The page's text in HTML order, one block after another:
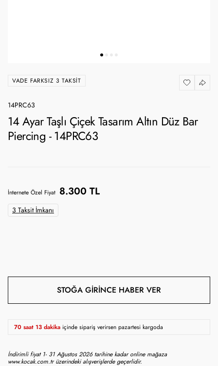
VADE FARKSIZ 3 TAKSIT
14PRC63
14 Ayar Taşlı Çiçek Tasarım Altın Düz Bar
Piercing - 14PRC63
İnternete Özel Fiyat 8.300 TL
3 Taksit İmkanı
STOĞA GIRINCE HABER VER
70 saat 13 dakika içinde sipariş verirsen pazartesi kargoda
İndirimli fiyat 1- 31 Ağustos 2026 tarihine kadar online mağaza
www.kocak.com.tr üzerindeki alışverişlerde geçerlidir.